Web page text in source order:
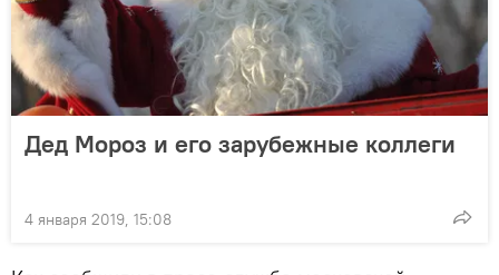
Дед Мороз и его зарубежные коллеги
4 января 2019, 15:08